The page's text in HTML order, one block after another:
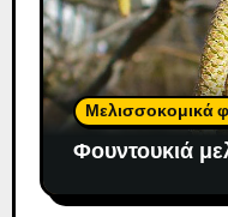
Μελισσοκομικά
Φουντουκιά